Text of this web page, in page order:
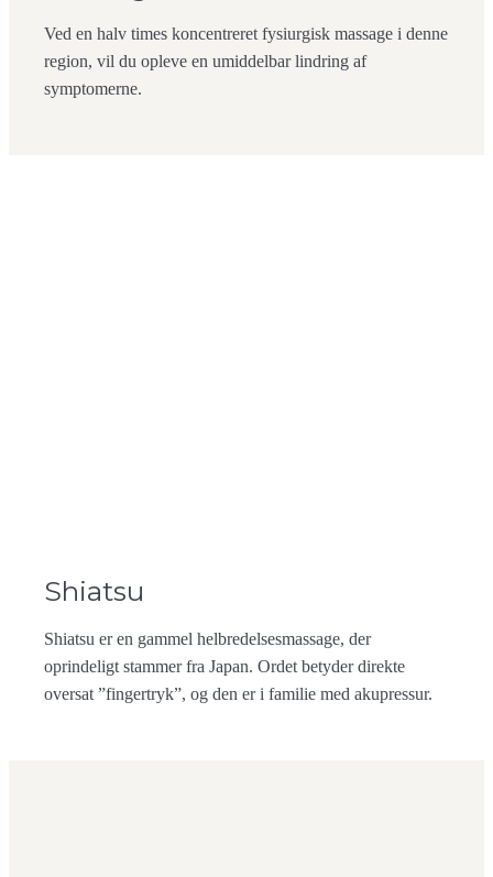
Ved en halv times koncentreret fysiurgisk massage i denne
region, vil du opleve en umiddelbar lindring af
symptomerne.
Shiatsu
Shiatsu er en gammel helbredelsesmassage, der
oprindeligt stammer fra Japan. Ordet betyder direkte
oversat ”fingertryk”, og den er i familie med akupressur.